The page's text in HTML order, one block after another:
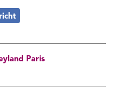
Paris